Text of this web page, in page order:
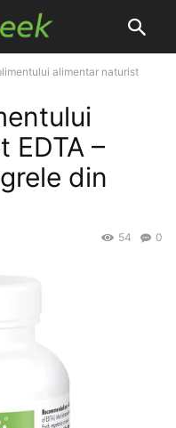
alimentar naturist
EDTA –
din
0
54